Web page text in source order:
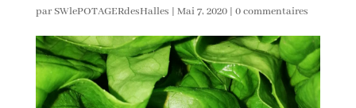
parSWlePOTAGERdesHalles | Mai 7, 2020| 0 commentaires